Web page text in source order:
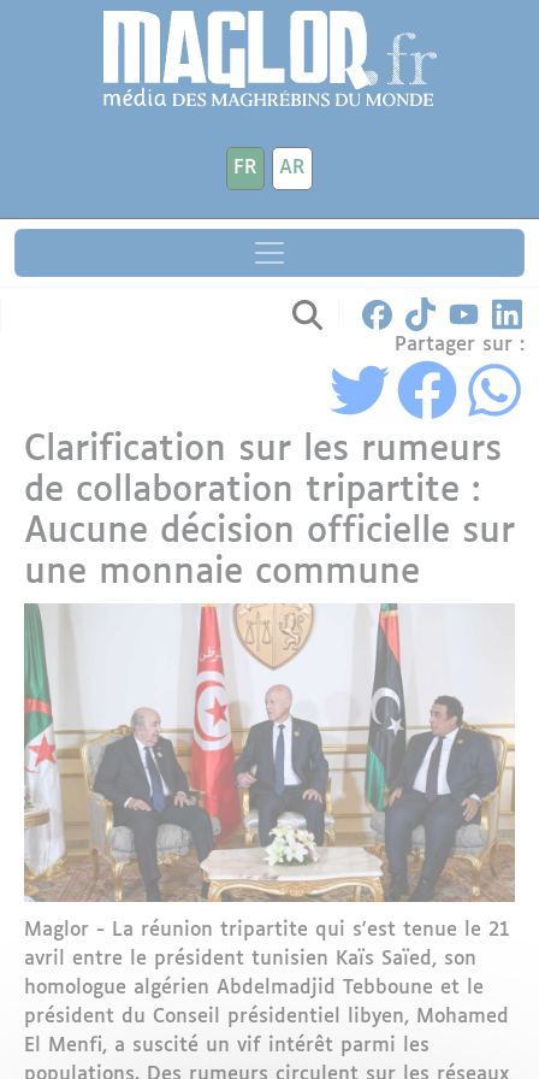
Aller au contenu principal
FR AR
Partager sur :
Clarification sur les rumeurs
de collaboration tripartite :
Aucune décision officielle sur
une monnaie commune
Maglor - La réunion tripartite qui s'est tenue le 21
avril entre le président tunisien Kaïs Saïed, son
homologue algérien Abdelmadjid Tebboune et le
président du Conseil présidentiel libyen, Mohamed
El Menfi, a suscité un vif intérêt parmi les
populations. Des rumeurs circulent sur les réseaux
Panneau de gestion des cookies